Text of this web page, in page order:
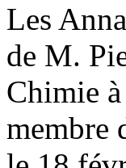
Les
de M.
Chimie
membre